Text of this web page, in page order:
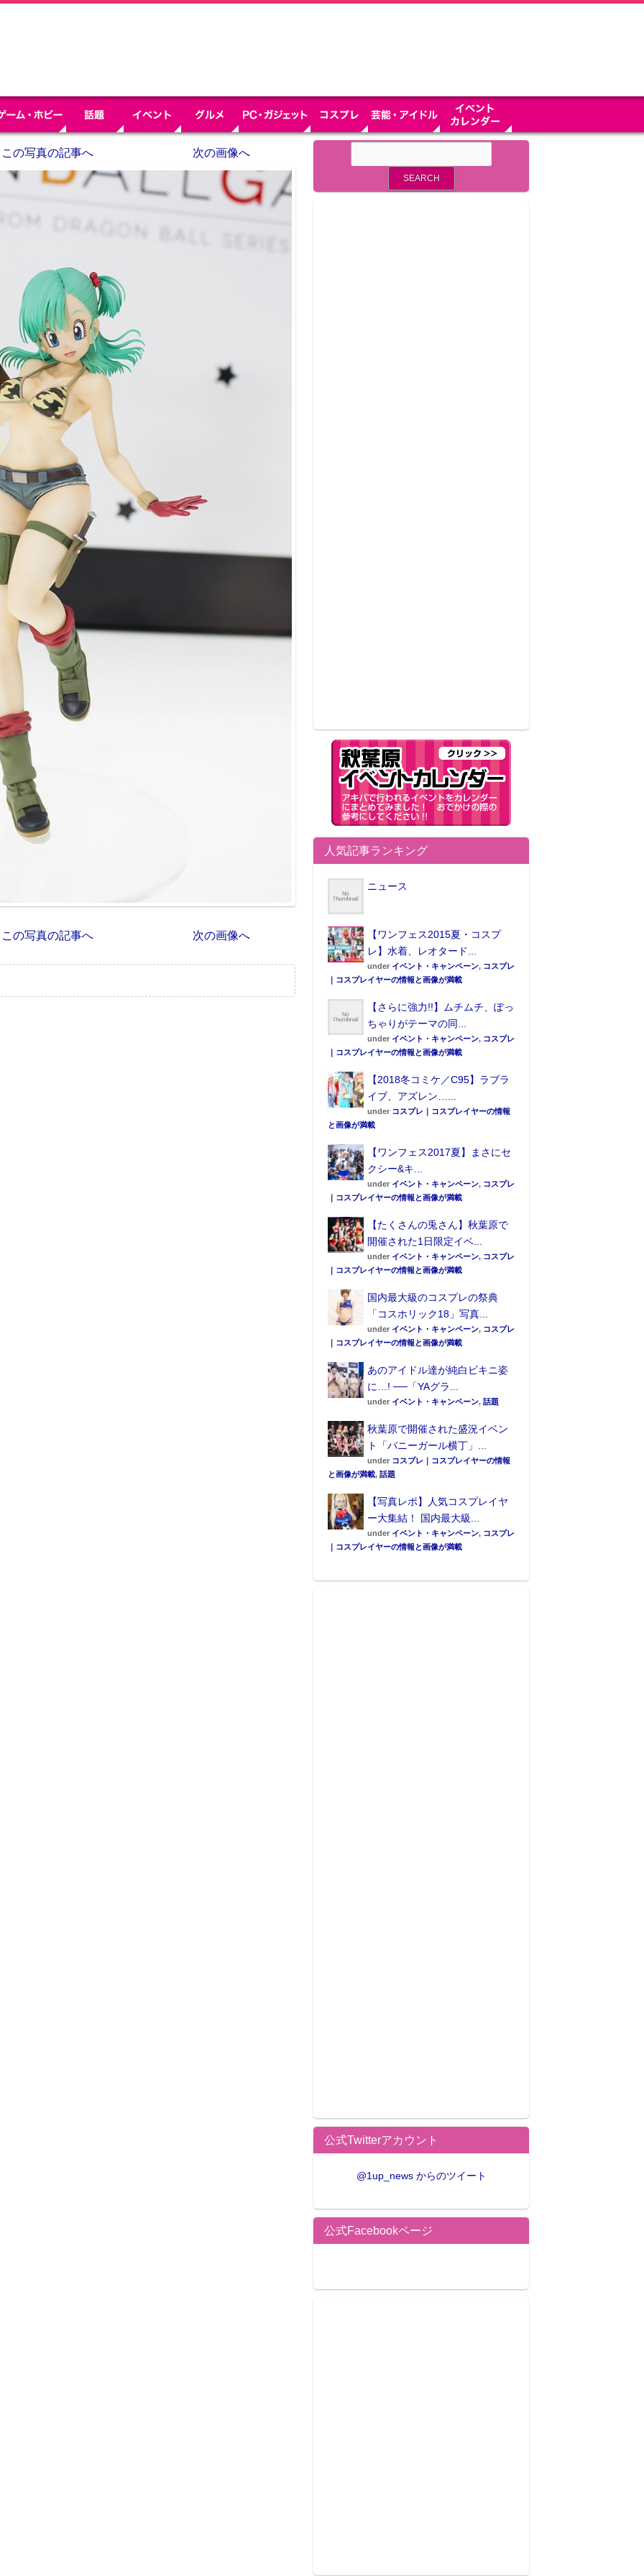
この写真の記事へ 次の画像へ
この写真の記事へ 次の画像へ
人気記事ランキング
ニュース
【ワンフェス2015夏・コスプ
レ】水着、レオタード...
under イベント・キャンペーン, コスプレ
｜コスプレイヤーの情報と画像が満載
【さらに強力!!】ムチムチ、ぽっ
ちゃりがテーマの同...
under イベント・キャンペーン, コスプレ
｜コスプレイヤーの情報と画像が満載
【2018冬コミケ／C95】ラブラ
イブ、アズレン…...
under コスプレ｜コスプレイヤーの情報
と画像が満載
【ワンフェス2017夏】まさにセ
クシー&キ...
under イベント・キャンペーン, コスプレ
｜コスプレイヤーの情報と画像が満載
【たくさんの兎さん】秋葉原で
開催された1日限定イベ...
under イベント・キャンペーン, コスプレ
｜コスプレイヤーの情報と画像が満載
国内最大級のコスプレの祭典
「コスホリック18」写真...
under イベント・キャンペーン, コスプレ
｜コスプレイヤーの情報と画像が満載
あのアイドル達が純白ビキニ姿
に…! ──「YAグラ...
under イベント・キャンペーン, 話題
秋葉原で開催された盛況イベン
ト「バニーガール横丁」...
under コスプレ｜コスプレイヤーの情報
と画像が満載, 話題
【写真レポ】人気コスプレイヤ
ー大集結！ 国内最大級...
under イベント・キャンペーン, コスプレ
｜コスプレイヤーの情報と画像が満載
公式Twitterアカウント
@1up_news からのツイート
公式Facebookページ